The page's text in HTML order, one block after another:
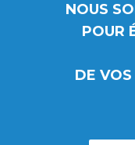
NOUS
POUR
DE